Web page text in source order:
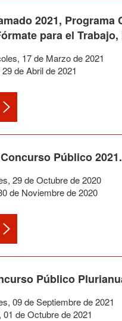
2021,
para el
, 17de Marzode2021
29deAbrilde2021
Concurso Público
, 29deOctubrede2020
de Noviembrede2020
Público
, 09deSeptiembrede2021
, 01 deOctubrede2021